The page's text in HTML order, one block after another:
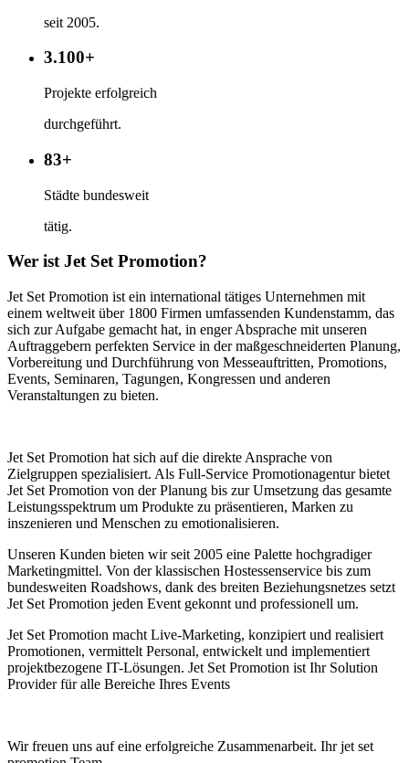
seit 2005.
3.100+
Projekte erfolgreich
durchgeführt.
83+
Städte bundesweit
tätig.
Wer ist Jet Set Promotion?
Jet Set Promotion ist ein international tätiges Unternehmen mit
einem weltweit über 1800 Firmen umfassenden Kundenstamm, das
sich zur Aufgabe gemacht hat, in enger Absprache mit unseren
Auftraggebern perfekten Service in der maßgeschneiderten Planung,
Vorbereitung und Durchführung von Messeauftritten, Promotions,
Events, Seminaren, Tagungen, Kongressen und anderen
Veranstaltungen zu bieten.
Jet Set Promotion hat sich auf die direkte Ansprache von
Zielgruppen spezialisiert. Als Full-Service Promotionagentur bietet
Jet Set Promotion von der Planung bis zur Umsetzung das gesamte
Leistungsspektrum um Produkte zu präsentieren, Marken zu
inszenieren und Menschen zu emotionalisieren.
Unseren Kunden bieten wir seit 2005 eine Palette hochgradiger
Marketingmittel. Von der klassischen Hostessenservice bis zum
bundesweiten Roadshows, dank des breiten Beziehungsnetzes setzt
Jet Set Promotion jeden Event gekonnt und professionell um.
Jet Set Promotion macht Live-Marketing, konzipiert und realisiert
Promotionen, vermittelt Personal, entwickelt und implementiert
projektbezogene IT-Lösungen. Jet Set Promotion ist Ihr Solution
Provider für alle Bereiche Ihres Events
Wir freuen uns auf eine erfolgreiche Zusammenarbeit. Ihr jet set